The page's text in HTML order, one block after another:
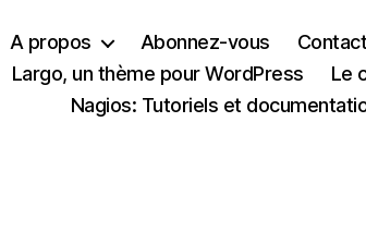
A propos Abonnez-vous
Largo, un thème pour WordPress
Le
Nagios: Tutoriels et